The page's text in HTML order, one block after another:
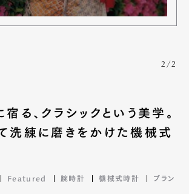
2/2
る、クラシックという美学。
洗練に磨きをかけた機械式
Featured 腕時計 機械式時計
ブラン